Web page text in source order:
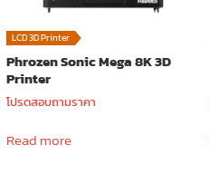
LCD 3D Printer
Phrozen Sonic Mega 8K 3D
Printer
โปรดสอบถามราคา
Read more